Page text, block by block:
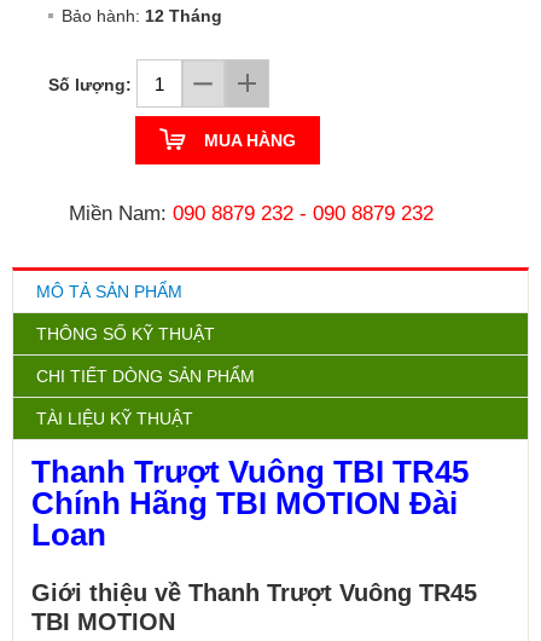
Bảo hành: 12 Tháng
Số lượng:
MUA HÀNG
Miền Nam: 090 8879 232 - 090 8879 232
MÔ TẢ SẢN PHẨM
THÔNG SỐ KỸ THUẬT
CHI TIẾT DÒNG SẢN PHẨM
TÀI LIỆU KỸ THUẬT
Thanh Trượt Vuông TBI TR45
Chính Hãng TBI MOTION Đài
Loan
Giới thiệu về Thanh Trượt Vuông TR45
TBI MOTION